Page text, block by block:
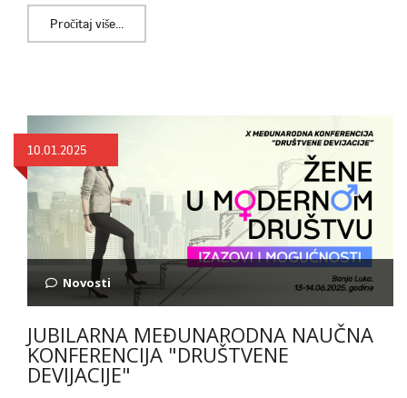
Pročitaj više...
10.01.2025
Novosti
JUBILARNA MEĐUNARODNA NAUČNA
KONFERENCIJA "DRUŠTVENE
DEVIJACIJE"